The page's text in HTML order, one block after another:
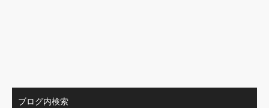
ブログ内検索